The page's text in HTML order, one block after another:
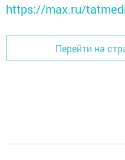
https://max.ru/
Перейти на